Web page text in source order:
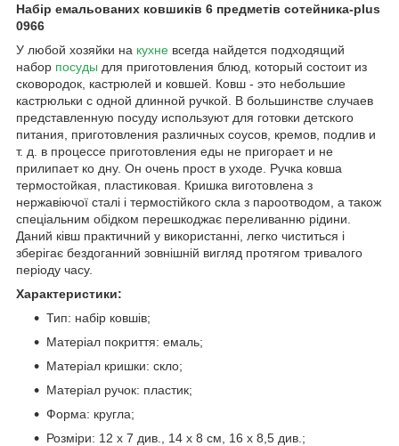
Набір емальованих ковшиків 6 предметів сотейника-plus
0966
У любой хозяйки на кухне всегда найдется подходящий
набор посуды для приготовления блюд, который состоит из
сковородок, кастрюлей и ковшей. Ковш - это небольшие
кастрюльки с одной длинной ручкой. В большинстве случаев
представленную посуду используют для готовки детского
питания, приготовления различных соусов, кремов, подлив и
т. д. в процессе приготовления еды не пригорает и не
прилипает ко дну. Он очень прост в уходе. Ручка ковша
термостойкая, пластиковая. Кришка виготовлена з
нержавіючої сталі і термостійкого скла з пароотводом, а також
спеціальним обідком перешкоджає переливанню рідини.
Даний ківш практичний у використанні, легко чиститься і
зберігає бездоганний зовнішній вигляд протягом тривалого
періоду часу.
Характеристики:
Тип: набір ковшів;
Матеріал покриття: емаль;
Матеріал кришки: скло;
Матеріал ручок: пластик;
Форма: кругла;
Розміри: 12 х 7 див., 14 х 8 см, 16 х 8,5 див.;